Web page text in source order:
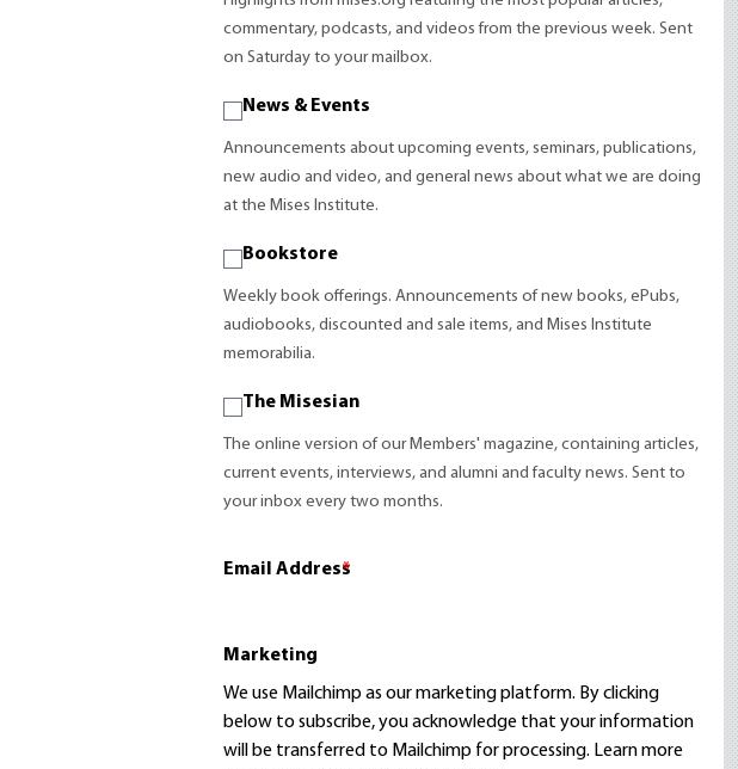
commentary, podcasts, and videos from the previous week. Sent
on Saturday to your mailbox.
News & Events
Announcements about upcoming events, seminars, publications,
new audio and video, and general news about what we are doing
at the Mises Institute.
Bookstore
Weekly book offerings. Announcements of new books, ePubs,
audiobooks, discounted and sale items, and Mises Institute
memorabilia.
The Misesian
The online version of our Members' magazine, containing articles,
current events, interviews, and alumni and faculty news. Sent to
your inbox every two months.
Email Address
*
Marketing
We use Mailchimp as our marketing platform. By clicking
below to subscribe, you acknowledge that your information
will be transferred to Mailchimp for processing. Learn more